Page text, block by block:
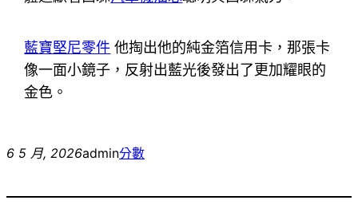
藍寶堅尼零件 他掏出他的純金箔信用卡，那張卡
像一面小鏡子，反射出藍光後發出了更加耀眼的
金色。
6 5 月, 2026admin分數